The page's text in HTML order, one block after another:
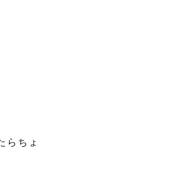
らちょ